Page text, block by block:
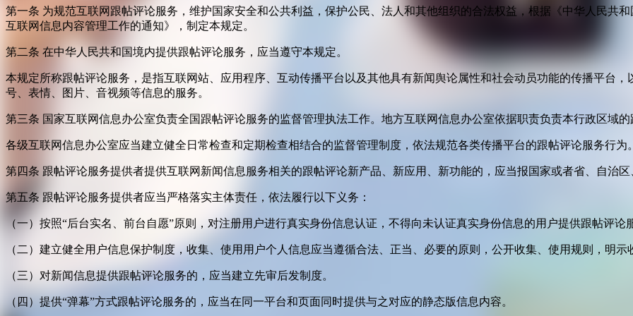
第一条 为规范互联网跟帖评论服务，维护国家安全和公共利益，保护公民、法人和其他组织的合法权益，根据《中华人民共
互联网信息内容管理工作的通知》，制定本规定。
第二条 在中华人民共和国境内提供跟帖评论服务，应当遵守本规定。
本规定所称跟帖评论服务，是指互联网站、应用程序、互动传播平台以及其他具有新闻舆论属性和社会动员功能的传播平台
号、表情、图片、音视频等信息的服务。
第三条 国家互联网信息办公室负责全国跟帖评论服务的监督管理执法工作。地方互联网信息办公室依据职责负责本行政区域
各级互联网信息办公室应当建立健全日常检查和定期检查相结合的监督管理制度，依法规范各类传播平台的跟帖评论服务行为
第四条 跟帖评论服务提供者提供互联网新闻信息服务相关的跟帖评论新产品、新应用、新功能的，应当报国家或者省、自治
第五条 跟帖评论服务提供者应当严格落实主体责任，依法履行以下义务：
（一）按照“后台实名、前台自愿”原则，对注册用户进行真实身份信息认证，不得向未认证真实身份信息的用户提供跟帖评论
（二）建立健全用户信息保护制度，收集、使用用户个人信息应当遵循合法、正当、必要的原则，公开收集、使用规则，明
（三）对新闻信息提供跟帖评论服务的，应当建立先审后发制度。
（四）提供“弹幕”方式跟帖评论服务的，应当在同一平台和页面同时提供与之对应的静态版信息内容。